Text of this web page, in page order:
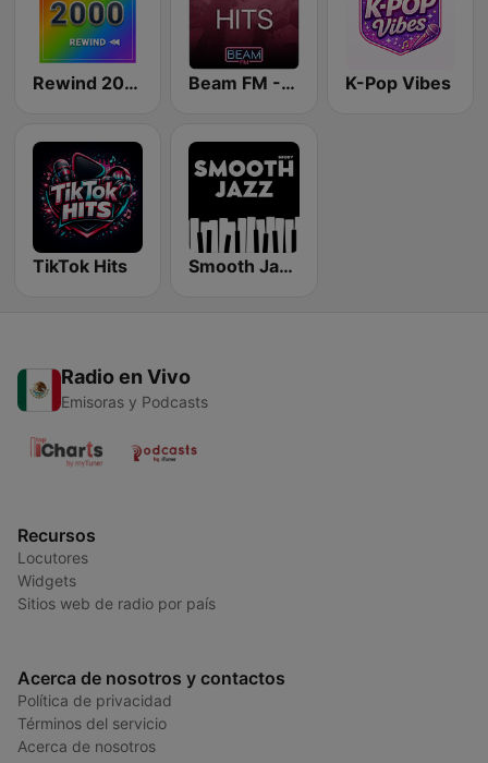
Rewind 2000's Beam FM - Adult Hits K-Pop Vibes
TikTok Hits Smooth Jazz - Groov
Radio en Vivo
Emisoras y Podcasts
Recursos
Locutores
Widgets
Sitios web de radio por país
Acerca de nosotros y contactos
Política de privacidad
Términos del servicio
Acerca de nosotros